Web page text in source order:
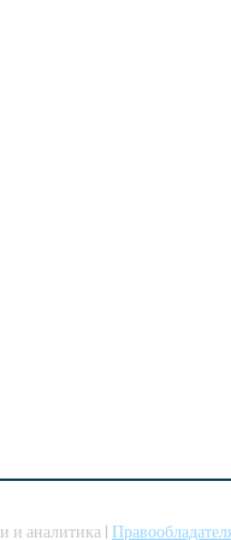
и аналитика |